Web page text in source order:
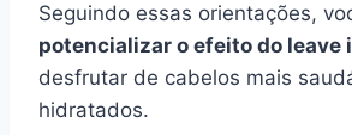
Seguindo essas orientações,
potencializar o efeito do leave
desfrutar de cabelos mais
hidratados.